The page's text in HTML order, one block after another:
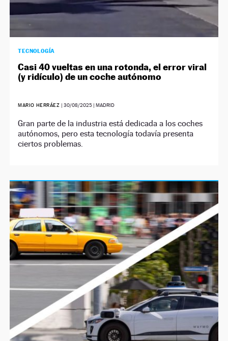
TECNOLOGÍA
Casi 40 vueltas en una rotonda, el error viral
(y ridículo) de un coche autónomo
MARIO HERRÁEZ | 30/08/2025| MADRID
Gran parte de la industria está dedicada a los coches
autónomos, pero esta tecnología todavía presenta
ciertos problemas.